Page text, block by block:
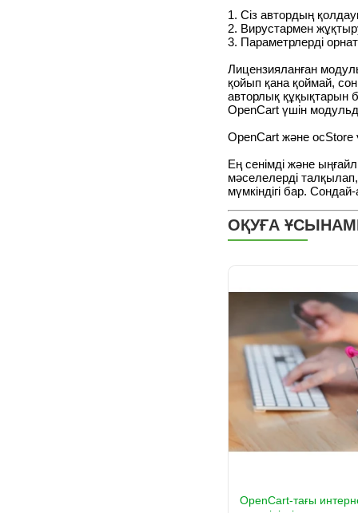
1. Сіз автордың
2. Вирустармен
3. Параметрлерді
Лицензияланған
қойып қана қоймай,
авторлық құқықтарын
OpenCart үшін
OpenCart және ocStore
Ең сенімді және
мәселелерді
мүмкіндігі бар.
ОҚУҒА
OpenCart-тағы